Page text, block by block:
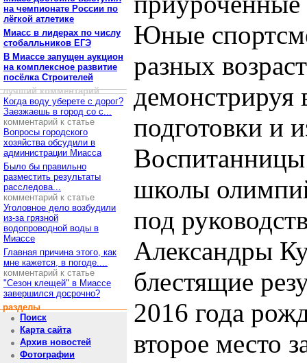
на чемпионате России по
лёгкой атлетике
Миасс в лидерах по числу
стобалльников ЕГЭ
В Миассе запущен аукцион
на комплексное развитие
посёлка Строителей
лучший комментарий
Когда воду уберете с дорог?
Заезжаешь в город со с...
комментарий к статье
Вопросы городского
хозяйства обсудили в
администрации Миасса
Было бы правильно
разместить результаты
расследова...
комментарий к статье
Уголовное дело возбудили
из-за грязной
водопроводной воды в
Миассе
Главная причина этого, как
мне кажется, в погоде....
комментарий к статье
"Сезон клещей" в Миассе
завершился досрочно?
разделы
Поиск
Карта сайта
Архив новостей
Фотографии
Юные
разных
демонстрируя
подготовки и
школы
под
Александры
блестящие
2016 года
второе место